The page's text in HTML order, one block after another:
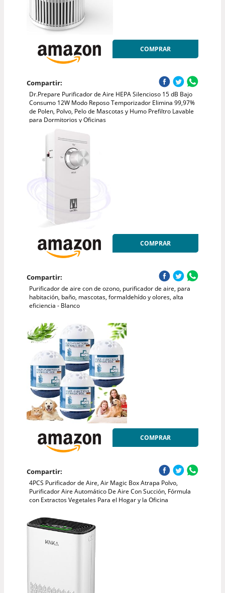
COMPRAR
Compartir:
Dr.Prepare Purificador de Aire HEPA Silencioso 15 dB Bajo
Consumo 12W Modo Reposo Temporizador Elimina 99,97%
de Polen, Polvo, Pelo de Mascotas y Humo Prefiltro Lavable
para Dormitorios y Oficinas
COMPRAR
Compartir:
Purificador de aire con de ozono, purificador de aire, para
habitación, baño, mascotas, formaldehído y olores, alta
eficiencia - Blanco
COMPRAR
Compartir:
4PCS Purificador de Aire, Air Magic Box Atrapa Polvo,
Purificador Aire Automático De Aire Con Succión, Fórmula
con Extractos Vegetales Para el Hogar y la Oficina